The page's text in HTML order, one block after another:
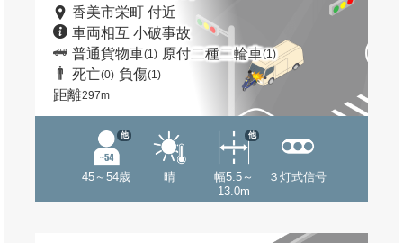
香美市栄町 付近
車両相互 小破事故
普通貨物車(1) 原付二種二輪車(1)
死亡(0) 負傷(1)
距離297m
45～54歳
他
晴
幅5.5～
13.0m
他
３灯式信号